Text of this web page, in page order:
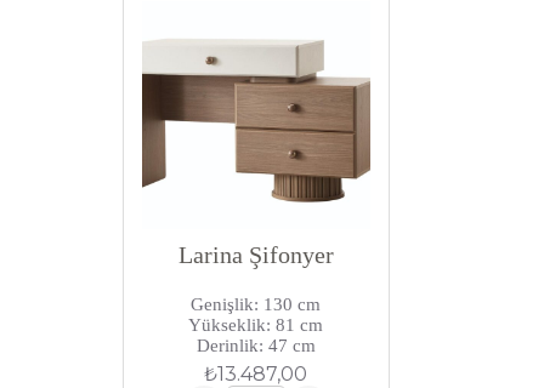
Larina Şifonyer
Genişlik: 130 cm
Yükseklik: 81 cm
Derinlik: 47 cm
₺13.487,00